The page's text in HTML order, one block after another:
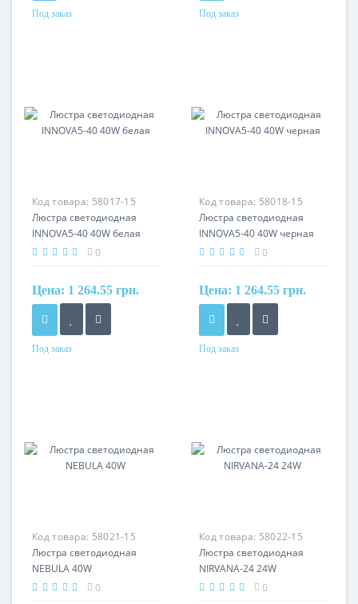
Под заказ Под заказ
Код товара: 58017-15
Люстра светодиодная
INNOVA5-40 40W белая
0
Цена: 1 264.55 грн.
Под заказ
Код товара: 58018-15
Люстра светодиодная
INNOVA5-40 40W черная
0
Цена: 1 264.55 грн.
Под заказ
Код товара: 58021-15
Люстра светодиодная
NEBULA 40W
0
Код товара: 58022-15
Люстра светодиодная
NIRVANA-24 24W
0